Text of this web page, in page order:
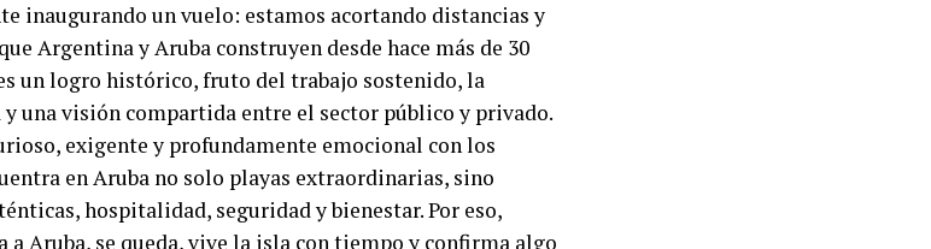
inaugurando un vuelo: estamos acortando distancias y
Argentina y Aruba construyen desde hace más de 30
un logro histórico, fruto del trabajo sostenido, la
una visión compartida entre el sector público y privado.
exigente y profundamente emocional con los
en Aruba no solo playas extraordinarias, sino
hospitalidad, seguridad y bienestar. Por eso,
Aruba, se queda, vive la isla con tiempo y confirma algo